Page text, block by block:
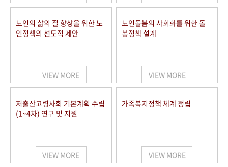
노인의 삶의 질 향상을 위한 노
인정책의 선도적 제안
VIEW MORE
노인돌봄의 사회화를 위한 돌
봄정책 설계
VIEW MORE
저출산고령사회 기본계획 수립
(1~4차) 연구 및 지원
VIEW MORE
가족복지정책 체계 정립
VIEW MORE